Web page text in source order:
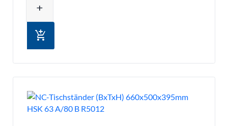
add
add_shopping_cart